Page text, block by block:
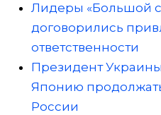
Лидеры «Большой
договорились
ответственности
Президент
Японию
России